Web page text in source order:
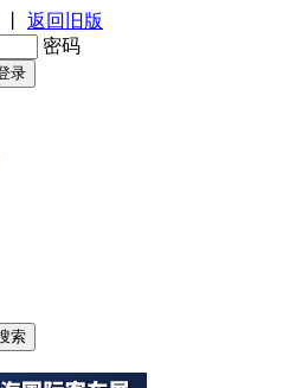
返回旧版
密码